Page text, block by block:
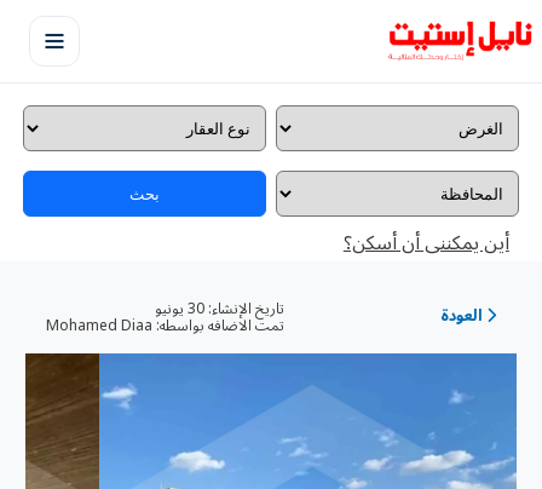
بحث
أين يمكننى أن أسكن؟
العودة تاريخ الإنشاء:
تمت الاضافه بواسطه: Mohamed Diaa